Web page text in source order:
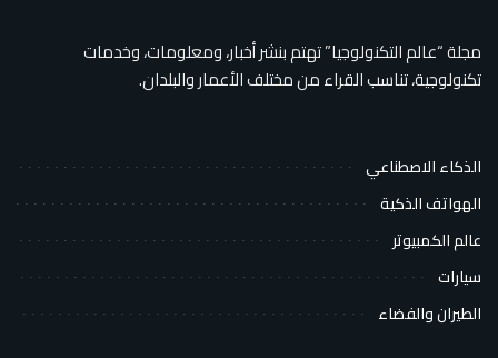
مجلة “عالم التكنولوجيا” تهتم بنشر أخبار، ومعلومات، وخدمات
تكنولوجية، تناسب القراء من مختلف الأعمار والبلدان.
الذكاء الاصطناعي
الهواتف الذكية
عالم الكمبيوتر
سيارات
الطيران والفضاء